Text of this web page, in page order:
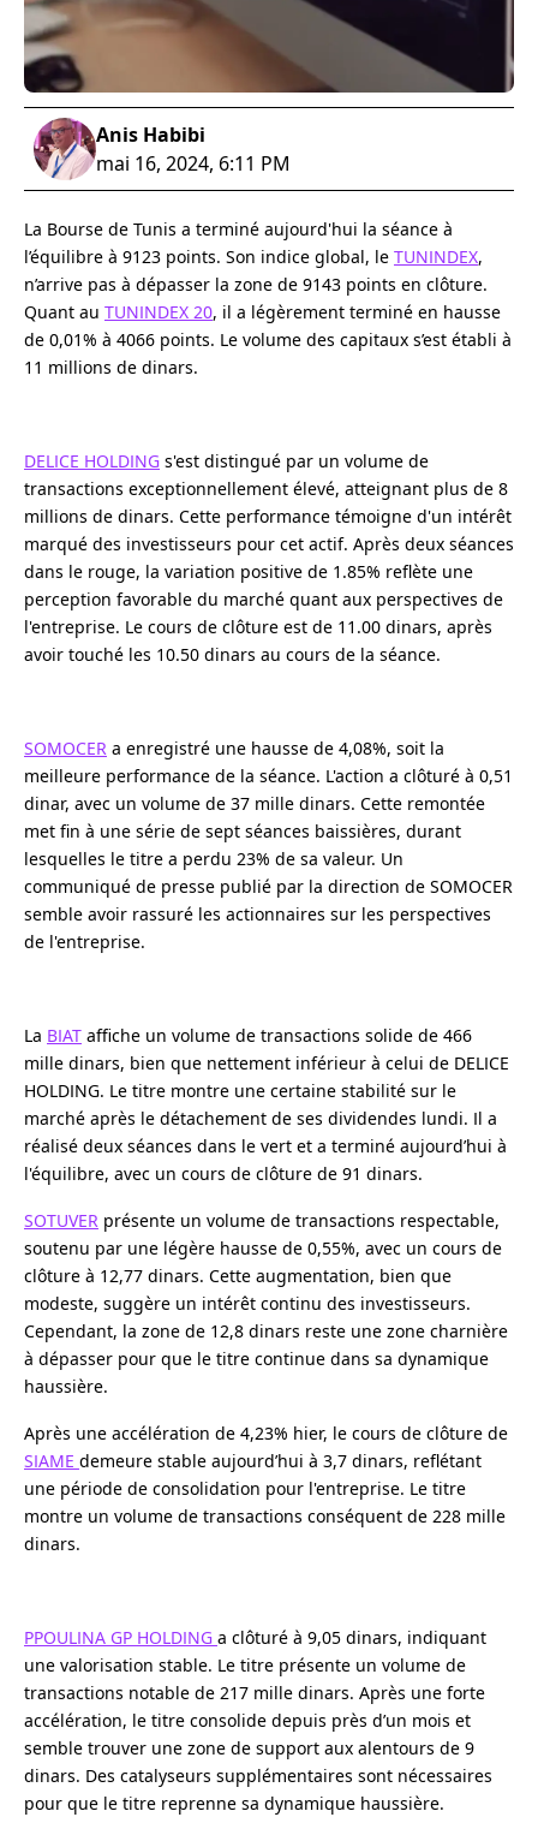
Anis Habibi
mai 16, 2024, 6:11 PM
La Bourse de Tunis a terminé aujourd'hui la séance à
l’équilibre à 9123 points. Son indice global, le TUNINDEX,
n’arrive pas à dépasser la zone de 9143 points en clôture.
Quant au TUNINDEX 20, il a légèrement terminé en hausse
de 0,01% à 4066 points. Le volume des capitaux s’est établi à
11 millions de dinars.
DELICE HOLDING s'est distingué par un volume de
transactions exceptionnellement élevé, atteignant plus de 8
millions de dinars. Cette performance témoigne d'un intérêt
marqué des investisseurs pour cet actif. Après deux séances
dans le rouge, la variation positive de 1.85% reflète une
perception favorable du marché quant aux perspectives de
l'entreprise. Le cours de clôture est de 11.00 dinars, après
avoir touché les 10.50 dinars au cours de la séance.
SOMOCER a enregistré une hausse de 4,08%, soit la
meilleure performance de la séance. L'action a clôturé à 0,51
dinar, avec un volume de 37 mille dinars. Cette remontée
met fin à une série de sept séances baissières, durant
lesquelles le titre a perdu 23% de sa valeur. Un
communiqué de presse publié par la direction de SOMOCER
semble avoir rassuré les actionnaires sur les perspectives
de l'entreprise.
La BIAT affiche un volume de transactions solide de 466
mille dinars, bien que nettement inférieur à celui de DELICE
HOLDING. Le titre montre une certaine stabilité sur le
marché après le détachement de ses dividendes lundi. Il a
réalisé deux séances dans le vert et a terminé aujourd’hui à
l'équilibre, avec un cours de clôture de 91 dinars.
SOTUVER présente un volume de transactions respectable,
soutenu par une légère hausse de 0,55%, avec un cours de
clôture à 12,77 dinars. Cette augmentation, bien que
modeste, suggère un intérêt continu des investisseurs.
Cependant, la zone de 12,8 dinars reste une zone charnière
à dépasser pour que le titre continue dans sa dynamique
haussière.
Après une accélération de 4,23% hier, le cours de clôture de
SIAME demeure stable aujourd’hui à 3,7 dinars, reflétant
une période de consolidation pour l'entreprise. Le titre
montre un volume de transactions conséquent de 228 mille
dinars.
PPOULINA GP HOLDING a clôturé à 9,05 dinars, indiquant
une valorisation stable. Le titre présente un volume de
transactions notable de 217 mille dinars. Après une forte
accélération, le titre consolide depuis près d’un mois et
semble trouver une zone de support aux alentours de 9
dinars. Des catalyseurs supplémentaires sont nécessaires
pour que le titre reprenne sa dynamique haussière.